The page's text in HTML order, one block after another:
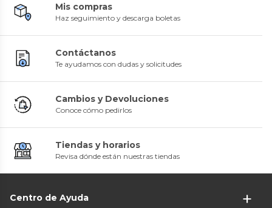
Mis compras
Haz seguimiento y descarga boletas
Contáctanos
Te ayudamos con dudas y solicitudes
Cambios y Devoluciones
Conoce cómo pedirlos
Tiendas y horarios
Revisa dónde están nuestras tiendas
Centro de Ayuda